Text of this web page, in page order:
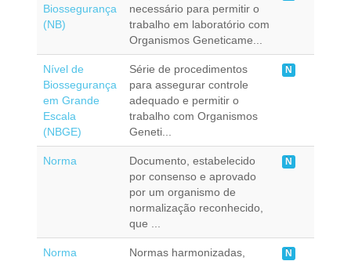
Biossegurança
(NB)
necessário para permitir o
trabalho em laboratório com
Organismos Geneticame...
Nível de
Biossegurança
em Grande
Escala
(NBGE)
Série de procedimentos
para assegurar controle
adequado e permitir o
trabalho com Organismos
Geneti...
N
Norma
Documento, estabelecido
por consenso e aprovado
por um organismo de
normalização reconhecido,
que ...
N
Norma
Normas harmonizadas,
N